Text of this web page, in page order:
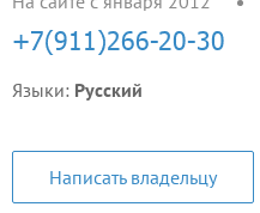
Языки: Русский
Написать владельцу